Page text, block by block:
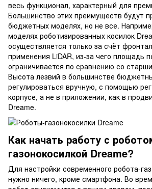
весь функционал, характерный для
Большинство этих преимуществ будут
бюджетных моделях, но не все.
моделях роботизированных косилок
осуществляется только за счёт
применения LiDAR, из-за чего площадь
ограничивается по сравнению со
Высота лезвий в большинстве
регулироваться вручную, с помощью
корпусе, а не в приложении, как в
Dreame.
Как начать работу с
газонокосилкой Dreame?
Для настройки современного робота-
нужно ничего, кроме смартфона. Во